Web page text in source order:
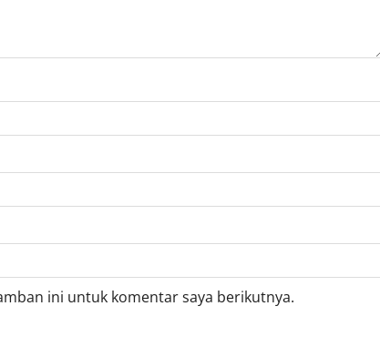
ini untuk komentar saya berikutnya.